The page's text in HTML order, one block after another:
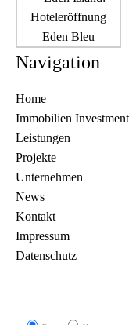
Navigation
Home
Immobilien Investment
Leistungen
Projekte
Unternehmen
News
Kontakt
Impressum
Datenschutz